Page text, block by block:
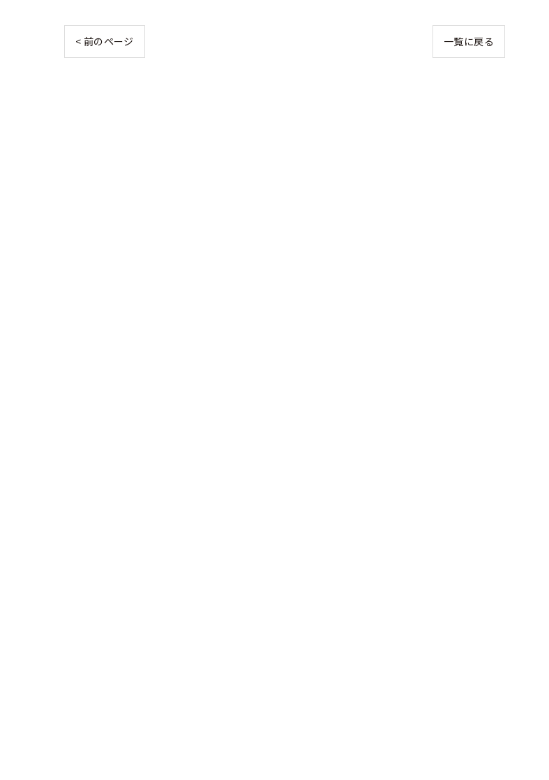
< 前のページ 一覧に戻る